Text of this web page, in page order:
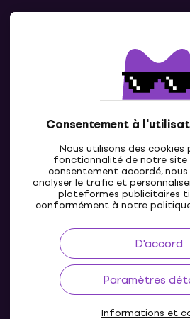
Consentement à
Nous utilisons des cookies
fonctionnalité de notre site
consentement accordé,
analyser le trafic et
plateformes publicitaires
conformément à notre
D'accord
Paramètres
Informations et
Contacte
LU